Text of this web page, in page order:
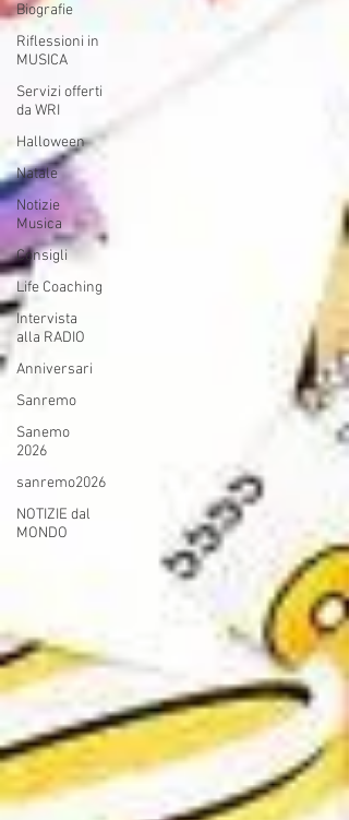
Biografie
Riflessioni in
MUSICA
Servizi offerti
da WRI
Halloween
Natale
Notizie
Musica
Consigli
Life Coaching
Intervista
alla RADIO
Anniversari
Sanremo
Sanemo
2026
sanremo2026
NOTIZIE dal
MONDO